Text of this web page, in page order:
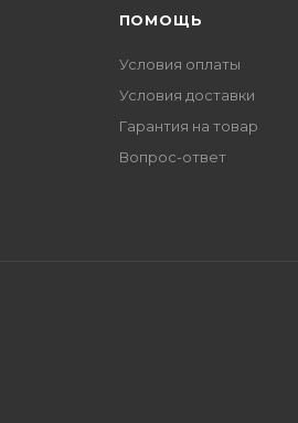
ПОМОЩЬ
Условия оплаты
Условия доставки
Гарантия на товар
Вопрос-ответ